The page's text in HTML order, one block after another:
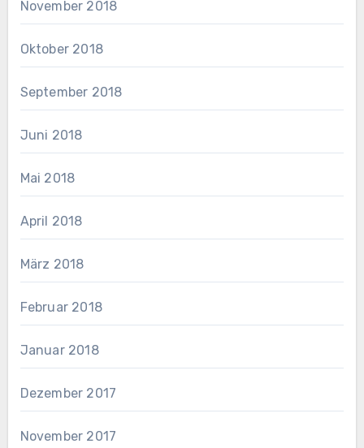
November 2018
Oktober 2018
September 2018
Juni 2018
Mai 2018
April 2018
März 2018
Februar 2018
Januar 2018
Dezember 2017
November 2017